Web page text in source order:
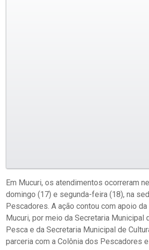
Em Mucuri, os atendimentos ocorreram
domingo (17) e segunda-feira (18), na
Pescadores. A ação contou com apoio
Mucuri, por meio da Secretaria Municipal
Pesca e da Secretaria Municipal de
parceria com a Colônia dos Pescadores